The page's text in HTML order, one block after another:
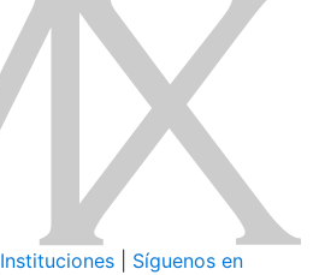
Instituciones
Síguenos en